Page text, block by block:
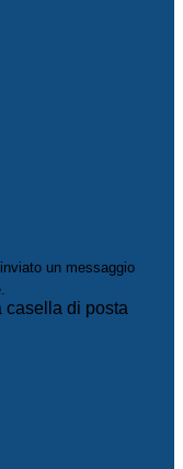
un messaggio
casella di posta